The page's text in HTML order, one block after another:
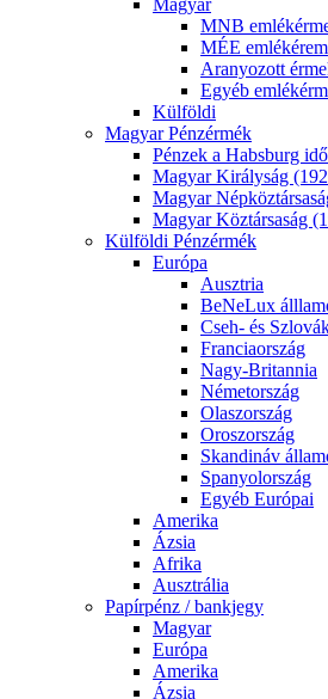
Magyar
MNB
MÉE emlékérem
Aranyozott
Egyéb
Külföldi
Magyar Pénzérmék
Pénzek a Habsburg
Magyar Királyság
Magyar
Magyar Köztársaság
Külföldi Pénzérmék
Európa
Ausztria
BeNeLux
Cseh- és
Franciaország
Nagy-Britannia
Németország
Olaszország
Oroszország
Skandináv
Spanyolország
Egyéb Európai
Amerika
Ázsia
Afrika
Ausztrália
Papírpénz / bankjegy
Magyar
Európa
Amerika
Ázsia